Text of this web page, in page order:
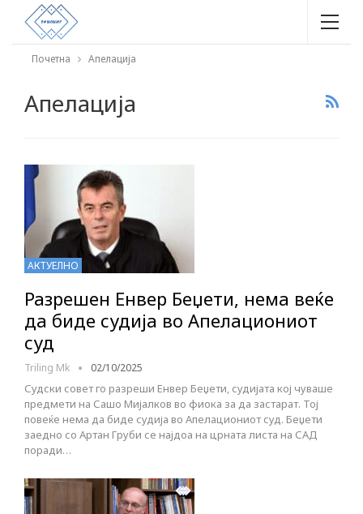
Почетна Апелација
Апелација
АКТУЕЛНО
Разрешен Енвер Беџети, нема веќе
да биде судија во Апелациониот
суд
Triling Mk 02/10/2025
Судски совет го разреши Енвер Беџети, судијата кој чуваше
предмети на Сашо Мијалков во фиока за да застарат. Тој
повеќе нема да биде судија во Апелациониот суд. Беџети
заедно со Артан Груби се најдоа на црната листа на САД
поради…